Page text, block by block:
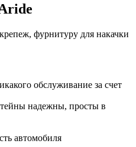
фурнитуру для накачки
обслуживание за счет
надежны, просты в
автомобиля